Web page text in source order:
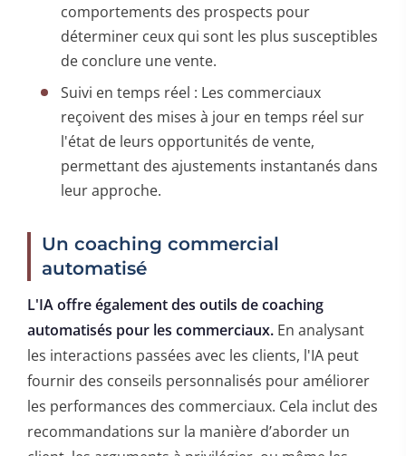
comportements des prospects pour
déterminer ceux qui sont les plus susceptibles
de conclure une vente.
Suivi en temps réel : Les commerciaux
reçoivent des mises à jour en temps réel sur
l'état de leurs opportunités de vente,
permettant des ajustements instantanés dans
leur approche.
Un coaching commercial
automatisé
L'IA offre également des outils de coaching
automatisés pour les commerciaux. En analysant
les interactions passées avec les clients, l'IA peut
fournir des conseils personnalisés pour améliorer
les performances des commerciaux. Cela inclut des
recommandations sur la manière d’aborder un